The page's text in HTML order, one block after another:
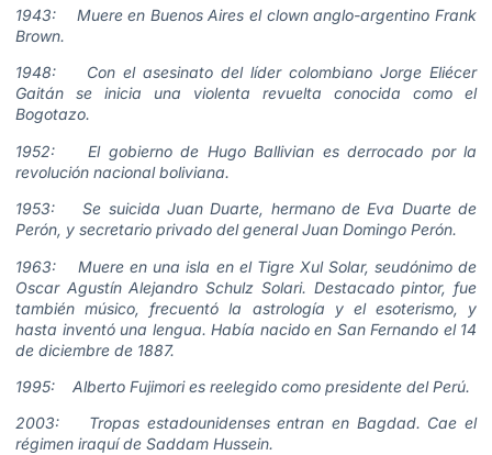
1943: Muere en Buenos Aires el clown anglo-argentino Frank
Brown.
1948: Con el asesinato del líder colombiano Jorge Eliécer
Gaitán se inicia una violenta revuelta conocida como el
Bogotazo.
1952: El gobierno de Hugo Ballivian es derrocado por la
revolución nacional boliviana.
1953: Se suicida Juan Duarte, hermano de Eva Duarte de
Perón, y secretario privado del general Juan Domingo Perón.
1963: Muere en una isla en el Tigre Xul Solar, seudónimo de
Oscar Agustín Alejandro Schulz Solari. Destacado pintor, fue
también músico, frecuentó la astrología y el esoterismo, y
hasta inventó una lengua. Había nacido en San Fernando el 14
de diciembre de 1887.
1995: Alberto Fujimori es reelegido como presidente del Perú.
2003: Tropas estadounidenses entran en Bagdad. Cae el
régimen iraquí de Saddam Hussein.